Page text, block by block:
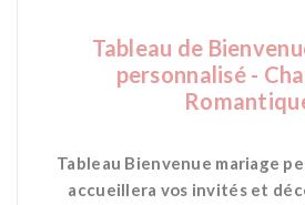
Tableau de
personnalisé -
Tableau Bienvenue mariage
accueillera vos invités et